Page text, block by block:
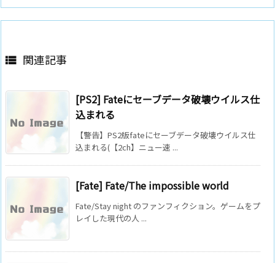
 関連記事
[PS2] Fateにセーブデータ破壊ウイルス仕
込まれる
【警告】PS2版fateにセーブデータ破壊ウイルス仕
込まれる(【2ch】ニュー速 ...
[Fate] Fate/The impossible world
Fate/Stay night のファンフィクション。ゲームをプ
レイした現代の人 ...